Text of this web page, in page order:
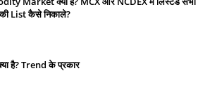
List कैसे निकाले?
14, 2024
है? Trend के प्रकार
22, 2024